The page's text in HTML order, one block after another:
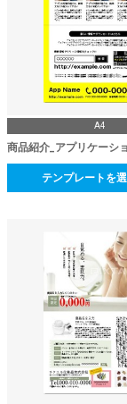
A4
商品紹介_アプリケーシ
テンプレートを